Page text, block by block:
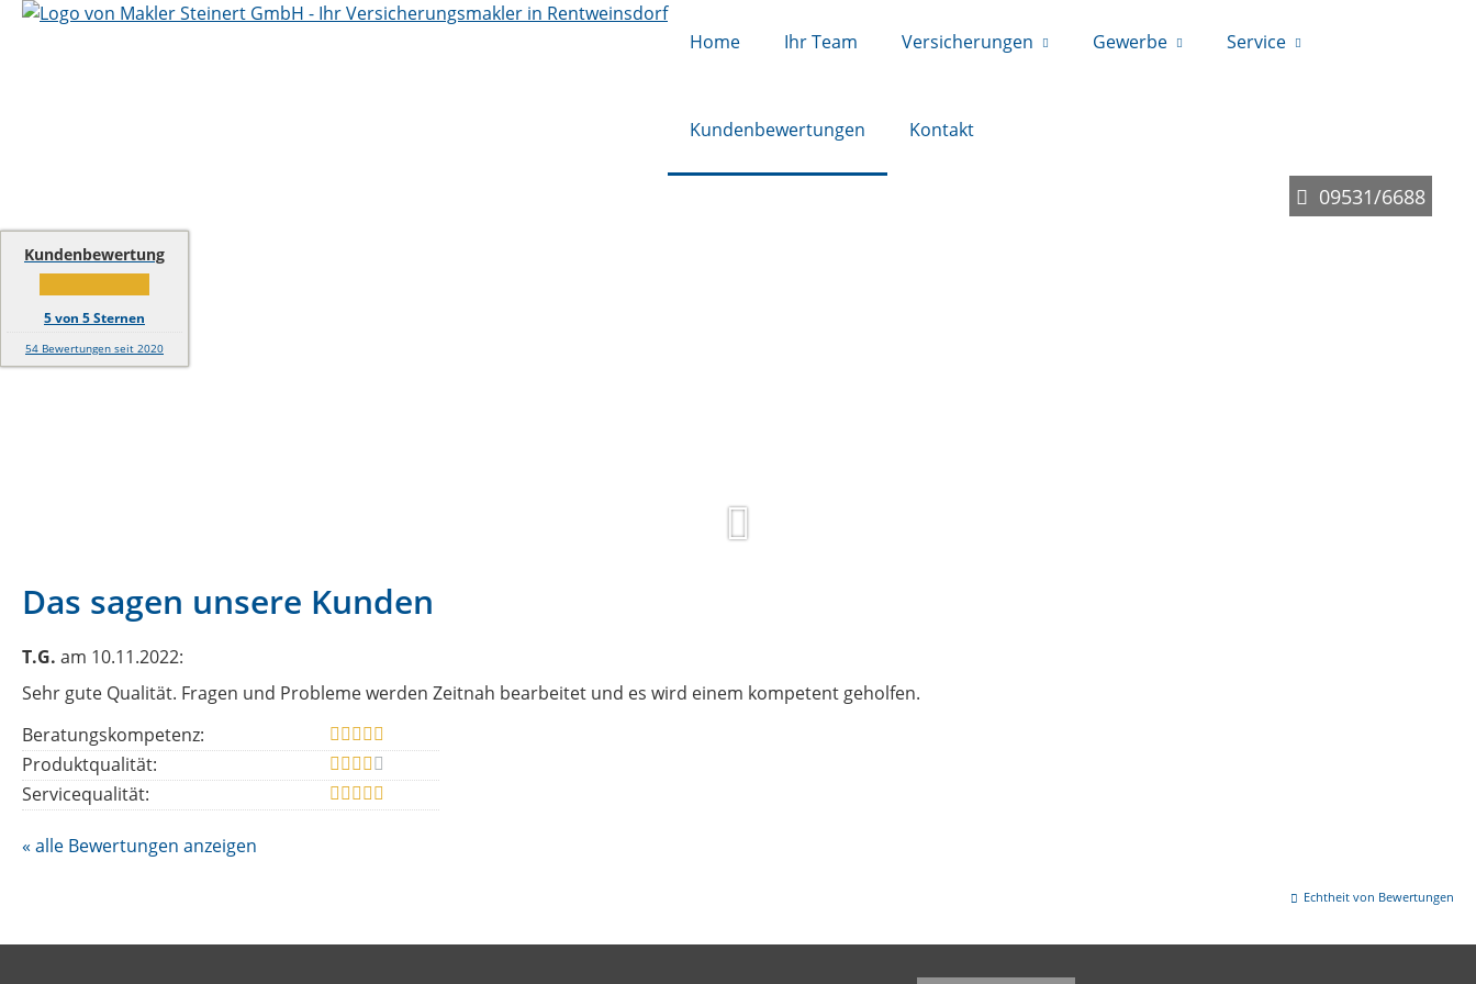
Home Ihr Team Versicherungen Gewerbe Service
Kundenbewertungen Kontakt
09531/6688
Kundenbewertung
5von 5Sternen
54 Bewertungen seit 2020
Das sagen unsere Kunden
T.G. am 10.11.2022:
Sehr gute Qualität. Fragen und Probleme werden Zeitnah bearbeitet und es wird einem kompetent geholfen.
Beratungskompetenz:
Produktqualität:
Servicequalität:
« alle Bewertungen anzeigen
Echtheit von Bewertungen